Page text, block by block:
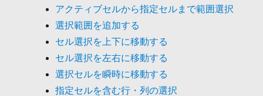
アクティブセルから指定セルまで範囲選択
選択範囲を追加する
セル選択を上下に移動する
セル選択を左右に移動する
選択セルを瞬時に移動する
指定セルを含む行・列の選択